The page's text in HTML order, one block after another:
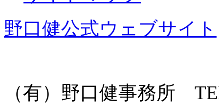
野口健公式ウェブサイト
（有）野口健事務所